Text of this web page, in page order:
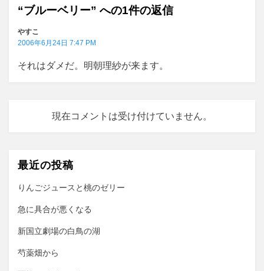
シ
ョ
“ブルーベリー” への1件の返信
やすこ
2006年6月24日 7:47 PM
それはダメだ。明朝理紗が来ます。
現在コメントは受け付けていません。
最近の投稿
りんごジュースと桃のゼリー
急に具合が悪くなる
新国立劇場の白鳥の湖
芍薬畑から